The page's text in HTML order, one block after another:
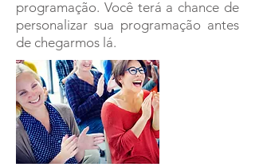
programação. Você terá a chance de
personalizar sua programação antes
de chegarmos lá.